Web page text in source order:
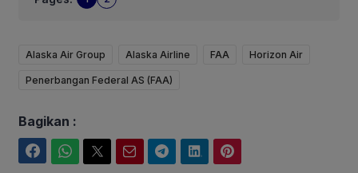
Alaska Air Group Alaska Airline FAA Horizon Air
Penerbangan Federal AS (FAA)
Bagikan :